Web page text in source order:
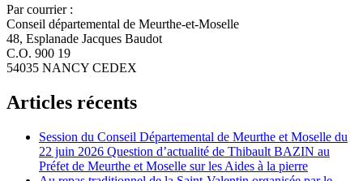
Par courrier :
Conseil départemental de Meurthe-et-Moselle
48, Esplanade Jacques Baudot
C.O. 900 19
54035 NANCY CEDEX
Articles récents
Session du Conseil Départemental de Meurthe et Moselle du
22 juin 2026 Question d’actualité de Thibault BAZIN au
Préfet de Meurthe et Moselle sur les Aides à la pierre